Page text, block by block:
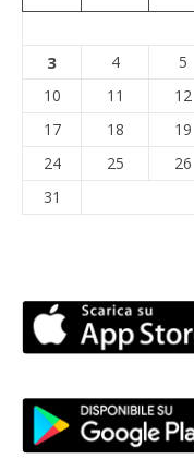
3 4 5
10
11 12
17
18 19
24
25 26
31